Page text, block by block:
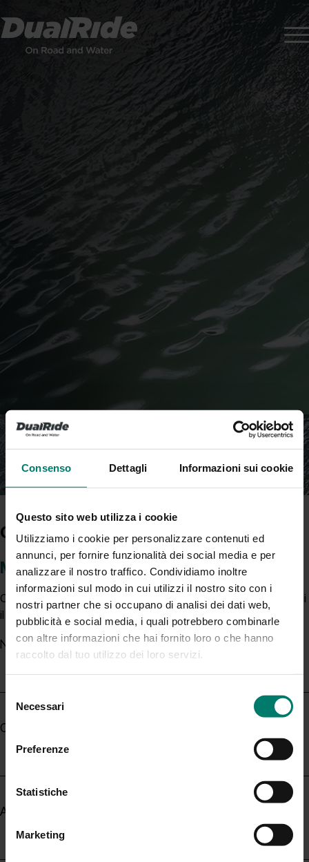
Consenso Dettagli Informazioni sui cookie
Questo sito web utilizza i cookie
Utilizziamo i cookie per personalizzare contenuti ed
annunci, per fornire funzionalità dei social media e per
analizzare il nostro traffico. Condividiamo inoltre
informazioni sul modo in cui utilizzi il nostro sito con i
nostri partner che si occupano di analisi dei dati web,
pubblicità e social media, i quali potrebbero combinarle
con altre informazioni che hai fornito loro o che hanno
raccolto dal tuo utilizzo dei loro servizi.
Selezione
del
consenso
Necessari
Preferenze
Statistiche
Marketing
Contatti
Modulo richiesta informazioni
Compila il modulo sottostante con i dettagli richiesti e inviaci
il tuo messaggio.
Nome *
Cognome *
Azienda